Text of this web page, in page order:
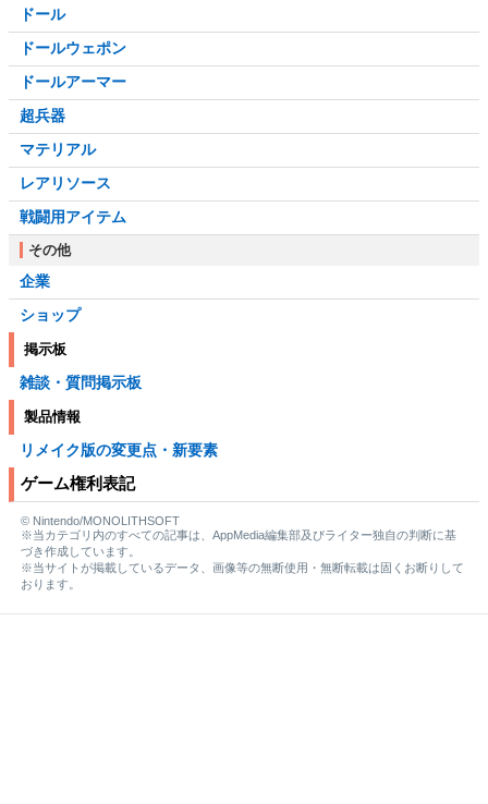
ドール
ドールウェポン
ドールアーマー
超兵器
マテリアル
レアリソース
戦闘用アイテム
その他
企業
ショップ
掲示板
雑談・質問掲示板
製品情報
リメイク版の変更点・新要素
ゲーム権利表記
© Nintendo/MONOLITHSOFT
※当カテゴリ内のすべての記事は、AppMedia編集部及びライター独自の判断に基
づき作成しています。
※当サイトが掲載しているデータ、画像等の無断使用・無断転載は固くお断りして
おります。